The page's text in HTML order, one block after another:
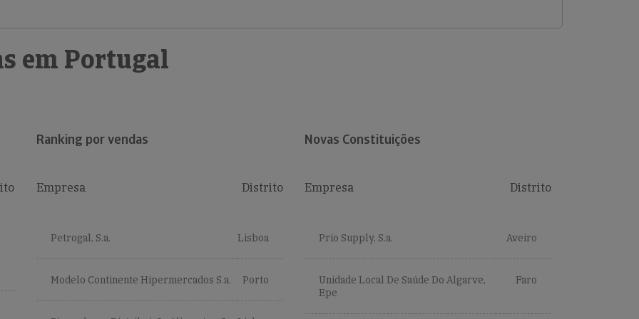
em Portugal
Ranking por vendas
Empresa Distrito
Petrogal, S.a. Lisboa
Modelo Continente Hipermercados S.a. Porto
Novas Constituições
Empresa Distrito
Prio Supply, S.a. Aveiro
Unidade Local De Saúde Do Algarve,
Epe
Faro